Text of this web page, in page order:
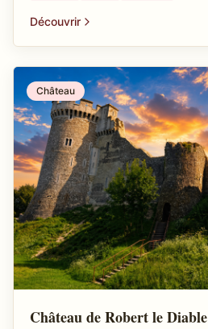
Découvrir
Château
Château de Robert le Diable